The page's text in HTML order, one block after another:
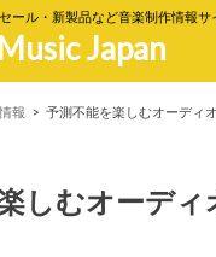
ール・新製品など音楽制作情報サ
Japan
報 予測不能を楽しむオーディ
しむオーデ